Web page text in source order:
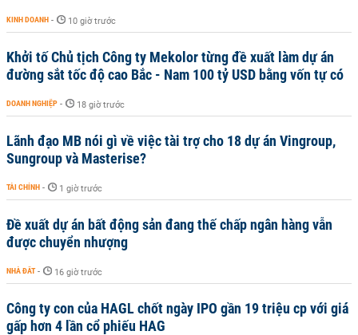
KINH DOANH - 10 giờ trước
Khởi tố Chủ tịch Công ty Mekolor từng đề xuất làm dự án
đường sắt tốc độ cao Bắc - Nam 100 tỷ USD bằng vốn tự có
DOANH NGHIỆP - 18 giờ trước
Lãnh đạo MB nói gì về việc tài trợ cho 18 dự án Vingroup,
Sungroup và Masterise?
TÀI CHÍNH - 1 giờ trước
Đề xuất dự án bất động sản đang thế chấp ngân hàng vẫn
được chuyển nhượng
NHÀ ĐẤT - 16 giờ trước
Công ty con của HAGL chốt ngày IPO gần 19 triệu cp với giá
gấp hơn 4 lần cổ phiếu HAG